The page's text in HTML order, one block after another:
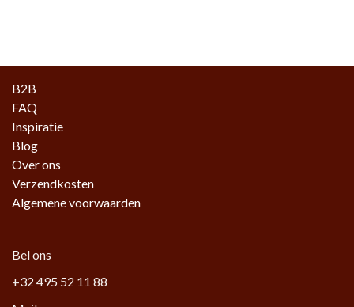
B2B
FAQ
Inspiratie
Blog
Over ons
Verzendkosten
Algemene voorwaarden
Bel ons
+32 495 52 11 88